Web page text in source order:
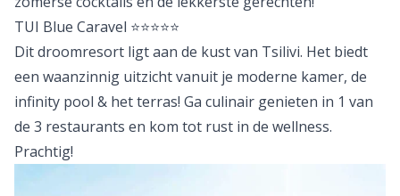
TUI Blue Caravel ⭐⭐⭐⭐⭐
Dit droomresort ligt aan de kust van Tsilivi. Het biedt
een waanzinnig uitzicht vanuit je moderne kamer, de
infinity pool & het terras! Ga culinair genieten in 1 van
de 3 restaurants en kom tot rust in de wellness.
Prachtig!